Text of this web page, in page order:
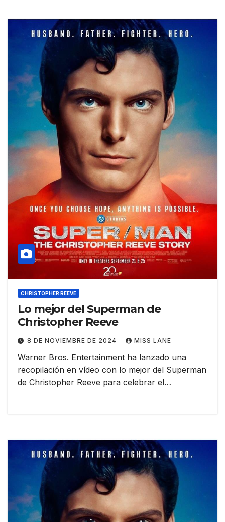
CHRISTOPHER REEVE
Lo mejor del Superman de
Christopher Reeve
8 DE NOVIEMBRE DE 2024 MISS LANE
Warner Bros. Entertainment ha lanzado una
recopilación en vídeo con lo mejor del Superman
de Christopher Reeve para celebrar el…